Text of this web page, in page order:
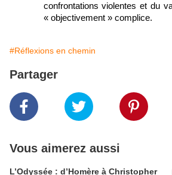
confrontations violentes et du
« objectivement » complice.
#Réflexions en chemin
Partager
Vous aimerez aussi
L’Odyssée : d’Homère à Christopher